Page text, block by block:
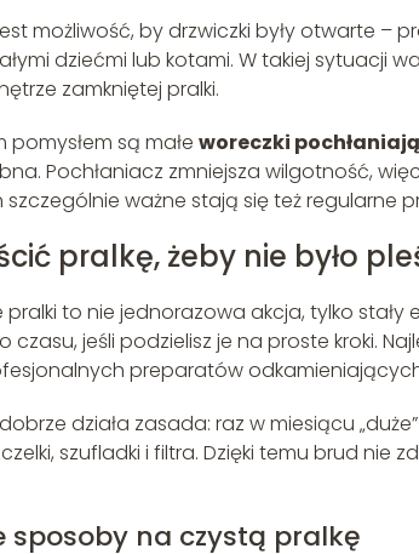
możliwość, by drzwiczki były otwarte –
dziećmi lub kotami. W takiej sytuacji
zamkniętej pralki.
pomysłem są małe woreczki
Pochłaniacz zmniejsza wilgotność,
szczególnie ważne stają się też regularne
pralkę, żeby nie było
pralki to nie jednorazowa akcja, tylko
czasu, jeśli podzielisz je na proste kroki.
preparatów
działa zasada: raz w miesiącu
szufladki i filtra. Dzięki temu brud nie
sposoby na czystą pralkę